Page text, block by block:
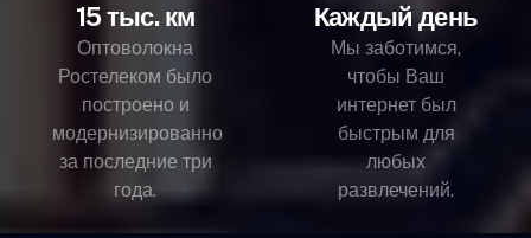
15 тыс. км
Оптоволокна
Ростелеком было
построено и
модернизированно
за последние три
года.
Каждый день
Мы заботимся,
чтобы Ваш
интернет был
быстрым для
любых
развлечений.